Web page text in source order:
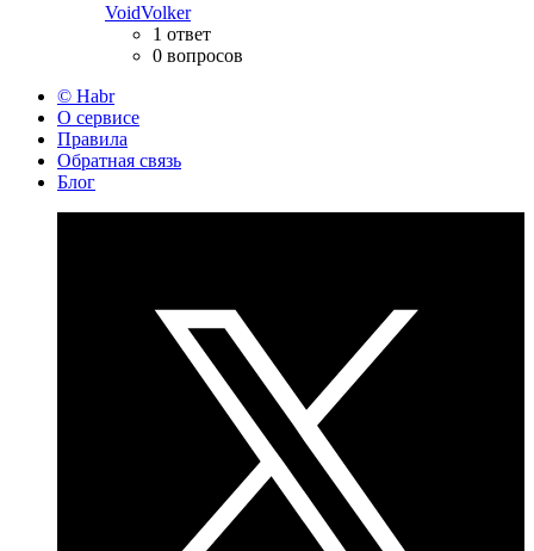
VoidVolker
1 ответ
0 вопросов
© Habr
О сервисе
Правила
Обратная связь
Блог